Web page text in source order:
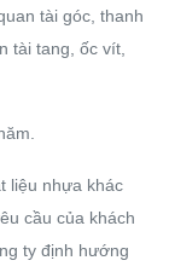
tài góc, thanh
tài tang, ốc vít,
liệu nhựa khác
cầu của khách
ty định hướng